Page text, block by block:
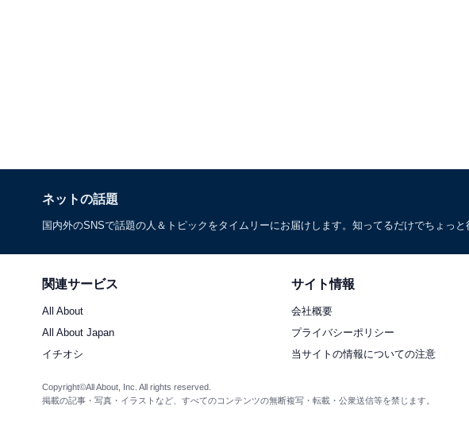
ネットの話題
国内外のSNSで話題の人＆トピックをタイムリーにお届けします。知ってるだけでちょっ
関連サービス
All About
All About Japan
イチオシ
サイト情報
会社概要
プライバシーポリシー
当サイトの情報についての注意
Copyright©All About, Inc. All rights reserved.
掲載の記事・写真・イラストなど、すべてのコンテンツの無断複写・転載・公衆送信等を禁じます。